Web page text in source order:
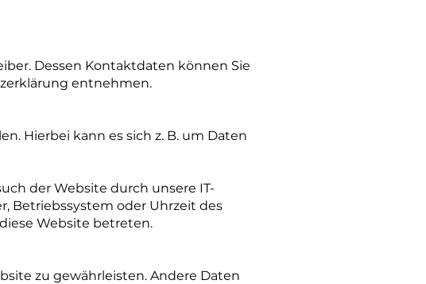
Dessen Kontaktdaten können Sie
entnehmen.
Hierbei kann es sich z. B. um Daten
der Website durch unsere IT-
Betriebssystem oder Uhrzeit des
Website betreten.
zu gewährleisten. Andere Daten